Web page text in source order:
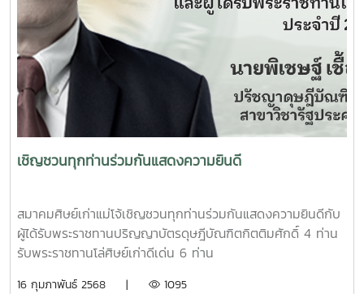
โจ้
ได้ที่ https://maejoalumni.mju.ac.th/wtms_document.aspx?
bID=18405&lang=th-TH
ชมรมศิษย์เก่าแม่โจ้สงขลา (เจ้าภาพจัดงานฯ)
เชิญชวนทุกท่านร่วมกันแสดงความยินดี
สมาคมศิษย์เก่าแม่โจ้เชิญชวนทุกท่านร่วมกันแสดงความยินดีกับ
ผู้ได้รับพระราชทานปริญญาบัตรดุษฎีบัณฑิตกิตติมศักดิ์ 4 ท่าน
รับพระราชทานโล่ศิษย์เก่าดีเด่น 6 ท่าน
16 กุมภาพันธ์ 2568 | 1095